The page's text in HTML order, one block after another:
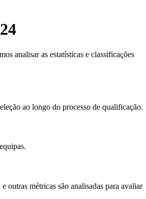
analisar as estatísticas e classificações
ao longo do processo de qualificação.
outras métricas são analisadas para avaliar